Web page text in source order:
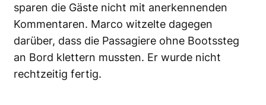
sparen die Gäste nicht mit anerkennenden
Kommentaren. Marco witzelte dagegen
darüber, dass die Passagiere ohne Bootssteg
an Bord klettern mussten. Er wurde nicht
rechtzeitig fertig.